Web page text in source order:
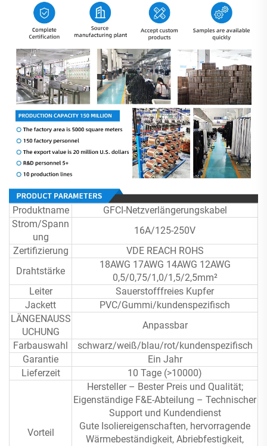
Produktname
GFCI-Netzverlängerungskabel
Strom/Spann
ung
16A/125-250V
Zertifizierung
VDE REACH ROHS
Drahtstärke
18AWG 17AWG 14AWG 12AWG
0,5/0,75/1,0/1,5/2,5mm²
Leiter
Sauerstofffreies Kupfer
Jackett
PVC/Gummi/kundenspezifisch
LÄNGENAUSS
UCHUNG
Anpassbar
Farbauswahl
schwarz/weiß/blau/rot/kundenspezifisch
Garantie
Ein Jahr
Lieferzeit
10 Tage (>10000)
Vorteil
Hersteller – Bester Preis und Qualität;
Eigenständige F&E-Abteilung – Technischer
Support und Kundendienst
Gute Isoliereigenschaften, hervorragende
Wärmebeständigkeit, Abriebfestigkeit,